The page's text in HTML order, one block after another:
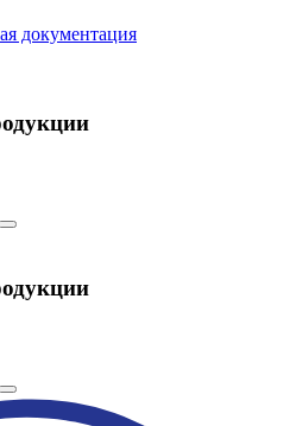
документация